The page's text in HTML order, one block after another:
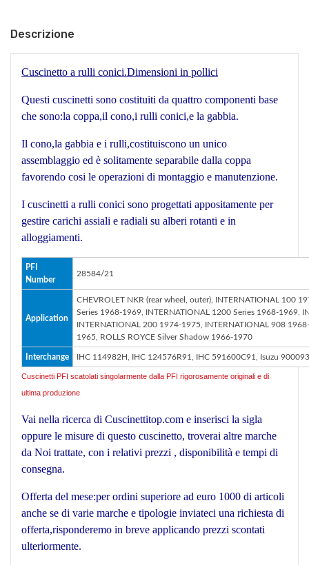
Descrizione
Cuscinetto a rulli conici.Dimensioni in pollici
Questi cuscinetti sono costituiti da quattro componenti base
che sono:la coppa,il cono,i rulli conici,e la gabbia.
Il cono,la gabbia e i rulli,costituiscono un unico
assemblaggio ed è solitamente separabile dalla coppa
favorendo cosi le operazioni di montaggio e manutenzione.
I cuscinetti a rulli conici sono progettati appositamente per
gestire carichi assiali e radiali su alberi rotanti e in
alloggiamenti.
PFI
Number
28584/21
Application
CHEVROLET NKR (rear wheel, outer), INTERNATIONAL 100
Series 1968-1969, INTERNATIONAL 1200 Series 1968-1969,
INTERNATIONAL 200 1974-1975, INTERNATIONAL 908
1965, ROLLS ROYCE Silver Shadow 1966-1970
Interchange IHC 114982H, IHC 124576R91, IHC 591600C91, Isuzu
Cuscinetti PFI scatolati singolarmente dalla PFI rigorosamente originali e di
ultima produzione
Vai nella ricerca di Cuscinettitop.com e inserisci la sigla
oppure le misure di questo cuscinetto, troverai altre marche
da Noi trattate, con i relativi prezzi , disponibilità e tempi di
consegna.
Offerta del mese:per ordini superiore ad euro 1000 di articoli
anche se di varie marche e tipologie inviateci una richiesta di
offerta,risponderemo in breve applicando prezzi scontati
ulteriormente.